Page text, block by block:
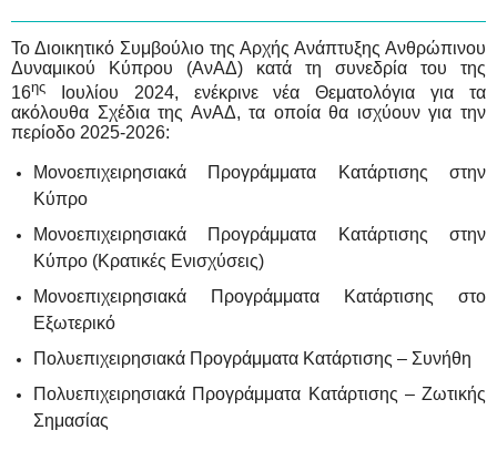
Το Διοικητικό Συμβούλιο της Αρχής Ανάπτυξης Ανθρώπινου
Δυναμικού Κύπρου (ΑνΑΔ) κατά τη συνεδρία του της
16ης
Ιουλίου 2024, ενέκρινε νέα Θεματολόγια για τα
ακόλουθα Σχέδια της ΑνΑΔ, τα οποία θα ισχύουν για την
περίοδο 2025-2026:
Μονοεπιχειρησιακά Προγράμματα Κατάρτισης στην
Κύπρο
Μονοεπιχειρησιακά Προγράμματα Κατάρτισης στην
Κύπρο (Κρατικές Ενισχύσεις)
Μονοεπιχειρησιακά Προγράμματα Κατάρτισης στο
Εξωτερικό
Πολυεπιχειρησιακά Προγράμματα Κατάρτισης – Συνήθη
Πολυεπιχειρησιακά Προγράμματα Κατάρτισης – Ζωτικής
Σημασίας